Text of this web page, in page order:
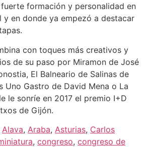
formación y personalidad en
y en donde ya empezó a destacar
con toques más creativos y
de su paso por Miramon de José
El Balneario de Salinas de
Uno Gastro de David Mena o La
le sonríe en 2017 el premio I+D
de Gijón.
Alava, Araba, Asturias, Carlos
, congreso, congreso de